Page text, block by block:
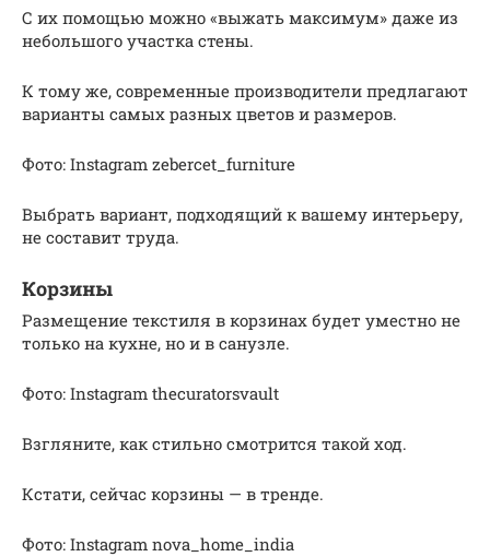
С их помощью можно «выжать максимум» даже из
небольшого участка стены.
К тому же, современные производители предлагают
варианты самых разных цветов и размеров.
Фото: Instagram zebercet_furniture
Выбрать вариант, подходящий к вашему интерьеру,
не составит труда.
Корзины
Размещение текстиля в корзинах будет уместно не
только на кухне, но и в санузле.
Фото: Instagram thecuratorsvault
Взгляните, как стильно смотрится такой ход.
Кстати, сейчас корзины — в тренде.
Фото: Instagram nova_home_india